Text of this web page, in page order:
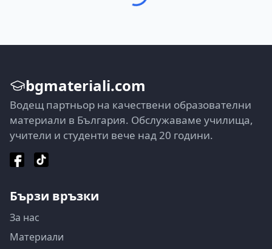
bgmateriali.com
Водещ партньор на качествени образователни
материали в България. Обслужаваме училища,
учители и студенти вече над 20 години.
Бързи връзки
За нас
Материали